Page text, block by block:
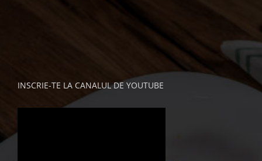
INSCRIE-TE LA CANALUL DE YOUTUBE